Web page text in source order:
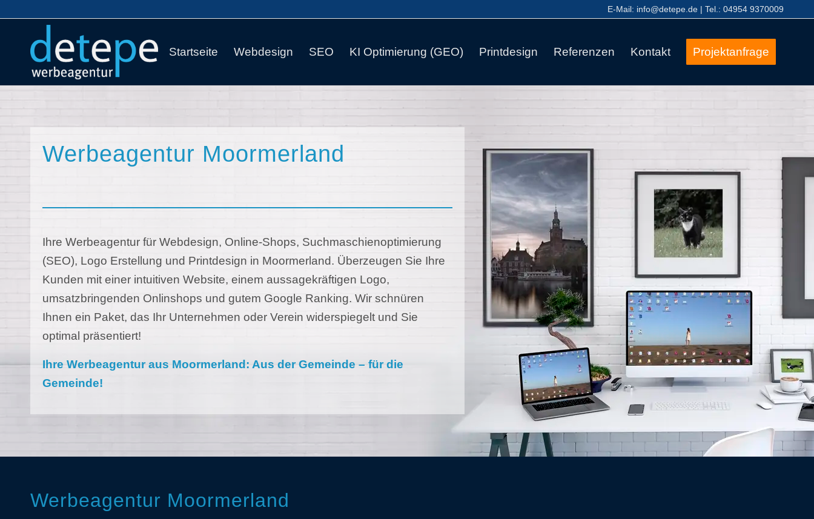
E-Mail: info@detepe.de | Tel.: 04954 9370009
Startseite Webdesign SEO KI Optimierung (GEO) Printdesign Referenzen Kontakt Projektanfrage
Werbeagentur Moormerland
Ihre Werbeagentur für Webdesign, Online-Shops, Suchmaschienoptimierung
(SEO), Logo Erstellung und Printdesign in Moormerland. Überzeugen Sie Ihre
Kunden mit einer intuitiven Website, einem aussagekräftigen Logo,
umsatzbringenden Onlinshops und gutem Google Ranking. Wir schnüren
Ihnen ein Paket, das Ihr Unternehmen oder Verein widerspiegelt und Sie
optimal präsentiert!
Ihre Werbeagentur aus Moormerland: Aus der Gemeinde – für die
Gemeinde!
Werbeagentur Moormerland